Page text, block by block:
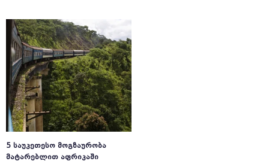
5 ᲡᲐᲣᲙᲔᲗᲔᲡᲝ ᲛᲝᲒᲖᲐᲣᲠᲝᲑᲐ
ᲛᲐᲢᲐᲠᲔᲑᲚᲘᲗ ᲐᲤᲠᲘᲙᲐᲨᲘ